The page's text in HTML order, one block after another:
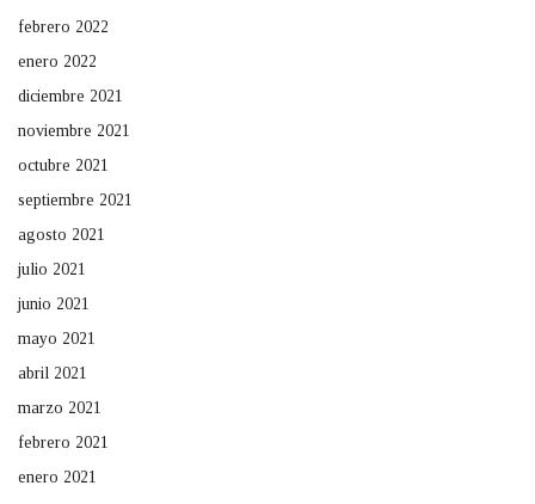
febrero 2022
enero 2022
diciembre 2021
noviembre 2021
octubre 2021
septiembre 2021
agosto 2021
julio 2021
junio 2021
mayo 2021
abril 2021
marzo 2021
febrero 2021
enero 2021